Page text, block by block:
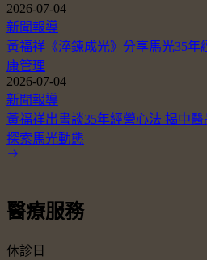
2026-07-04
新聞報導
黃福祥《淬鍊成光》分享馬光35
康管理
2026-07-04
新聞報導
黃福祥出書談35年經營心法 揭中
探索馬光動態
醫療服務
休診日